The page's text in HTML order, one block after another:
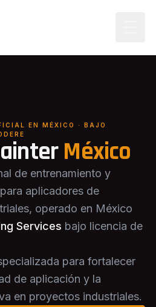
EN MÉXICO · BAJO
México
de entrenamiento y
aplicadores de
operado en México
Services bajo licencia de
para fortalecer
de aplicación y la
en proyectos industriales.